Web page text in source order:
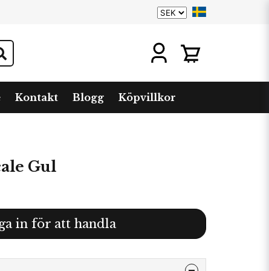
Kontakt Blogg Köpvillkor
Gul
in för att handla